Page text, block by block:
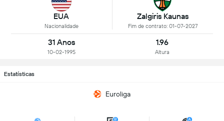
EUA
Nacionalidade
Zalgiris Kaunas
Fim de contrato: 01-07-2027
31 Anos
10-02-1995
1.96
Altura
Estatísticas
Euroliga